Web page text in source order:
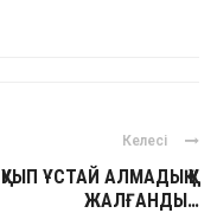
Келесі
ҚУЫП ҰСТАЙ АЛМАДЫҚ ҚУ
ЖАЛҒАНДЫ…